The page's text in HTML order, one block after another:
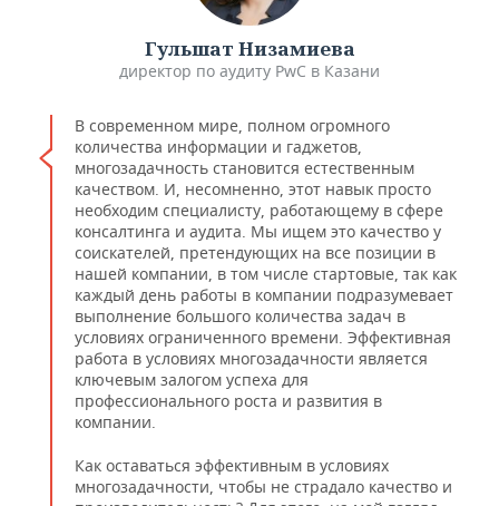
Гульшат Низамиева
директор по аудиту PwC в Казани
В современном мире, полном огромного
количества информации и гаджетов,
многозадачность становится естественным
качеством. И, несомненно, этот навык просто
необходим специалисту, работающему в сфере
консалтинга и аудита. Мы ищем это качество у
соискателей, претендующих на все позиции в
нашей компании, в том числе стартовые, так как
каждый день работы в компании подразумевает
выполнение большого количества задач в
условиях ограниченного времени. Эффективная
работа в условиях многозадачности является
ключевым залогом успеха для
профессионального роста и развития в
компании.
Как оставаться эффективным в условиях
многозадачности, чтобы не страдало качество и